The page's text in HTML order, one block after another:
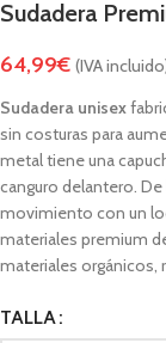
Sudadera
64,99€ (IVA
Sudadera unisex
sin costuras para
metal tiene una
canguro delantero.
movimiento con un
materiales premium
materiales orgánicos,
TALLA